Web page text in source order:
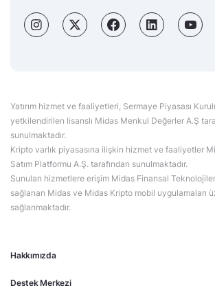
Hakkımızda
Destek Merkezi
Yatırım hizmet ve faaliyetleri, Sermaye Piyasası
yetkilendirilen lisanslı Midas Menkul Değerler A.Ş
sunulmaktadır.
Kripto varlık piyasasına ilişkin hizmet ve faaliyetler
Satım Platformu A.Ş. tarafından sunulmaktadır.
Sunulan hizmetlere erişim Midas Finansal
sağlanan Midas ve Midas Kripto mobil uygulamaları
sağlanmaktadır.